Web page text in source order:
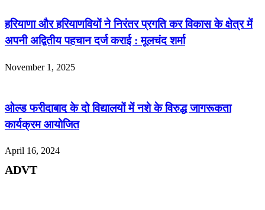
हरियाणा और हरियाणवियों ने निरंतर प्रगति कर विकास के क्षेत्र में
अपनी अद्वितीय पहचान दर्ज कराई : मूलचंद शर्मा
November 1, 2025
ओल्ड फरीदाबाद के दो विद्यालयों में नशे के विरुद्ध जागरूकता
कार्यक्रम आयोजित
April 16, 2024
ADVT